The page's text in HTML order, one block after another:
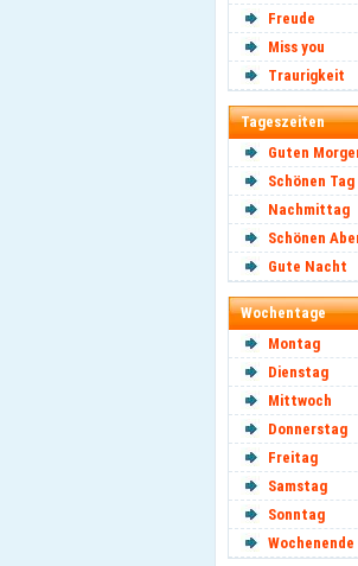
Freude
Miss you
Traurigkeit
Tageszeiten
Guten
Schönen Tag
Nachmittag
Schönen
Gute Nacht
Wochentage
Montag
Dienstag
Mittwoch
Donnerstag
Freitag
Samstag
Sonntag
Wochenende